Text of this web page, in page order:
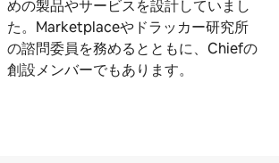
めの製品やサービスを設計していまし
た。Marketplaceやドラッカー研究所
の諮問委員を務めるとともに、Chiefの
創設メンバーでもあります。